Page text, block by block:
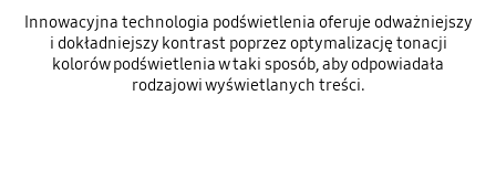
Innowacyjna technologia podświetlenia oferuje odważniejszy
i dokładniejszy kontrast poprzez optymalizację tonacji
kolorów podświetlenia w taki sposób, aby odpowiadała
rodzajowi wyświetlanych treści.